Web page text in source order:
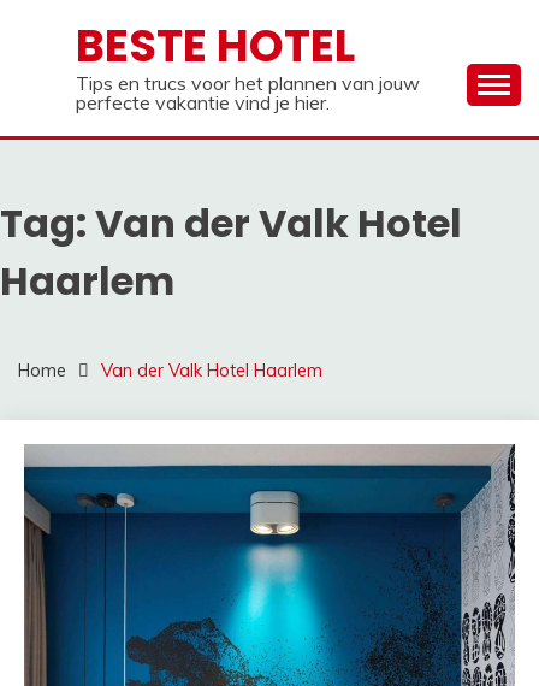
BESTE HOTEL
Tips en trucs voor het plannen van jouw
perfecte vakantie vind je hier.
Tag:Van der Valk Hotel
Haarlem
Home Van der Valk Hotel Haarlem